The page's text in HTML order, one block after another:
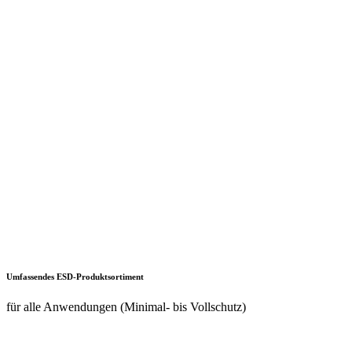
Kompetente Planung
von ESD-Arbeitsplätzen und Betriebseinrichtungen